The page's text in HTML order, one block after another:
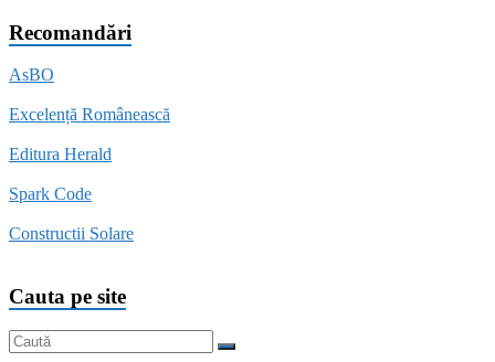
Recomandări
AsBO
Excelență Românească
Editura Herald
Spark Code
Constructii Solare
Cauta pe site